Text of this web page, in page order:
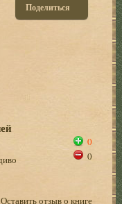
Поделиться
0
0
Оставить отзыв о книге